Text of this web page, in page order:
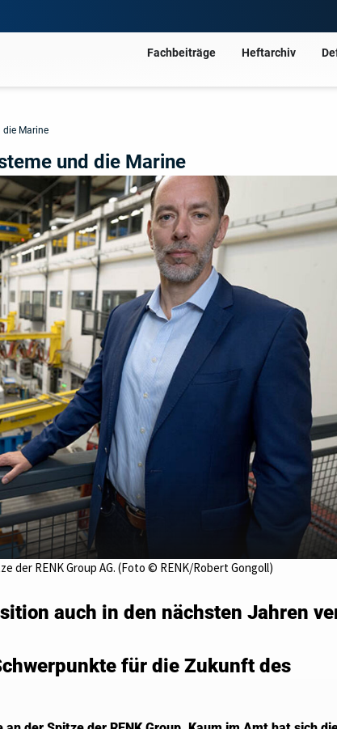
Fachbeiträge Heftarchiv
die Marine
und die Marine
der RENK Group AG. (Foto © RENK/Robert Gongoll)
auch in den nächsten Jahren
für die Zukunft des